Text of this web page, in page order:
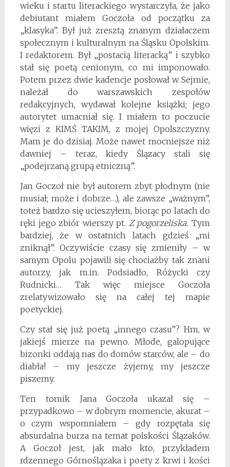
wieku i startu literackiego wystarczyła, że jako
debiutant miałem Goczoła od początku za
„klasyka”. Był już zresztą znanym działaczem
społecznym i kulturalnym na Śląsku Opolskim.
I redaktorem. Był „postacią literacką” i szybko
stał się poetą cenionym, co mi imponowało.
Potem przez dwie kadencje posłował w Sejmie,
należał do warszawskich zespołów
redakcyjnych, wydawał kolejne książki; jego
autorytet umacniał się. I miałem to poczucie
więzi z KIMŚ TAKIM, z mojej Opolszczyzny.
Mam je do dzisiaj. Może nawet mocniejsze niż
dawniej – teraz, kiedy Ślązacy stali się
„podejrzaną grupą etniczną”.
Jan Goczoł nie był autorem zbyt płodnym (nie
musiał; może i dobrze…), ale zawsze „ważnym”,
toteż bardzo się ucieszyłem, biorąc po latach do
ręki jego zbiór wierszy pt. Z pogorzeliska. Tym
bardziej, że w ostatnich latach gdzieś „mi
zniknął”. Oczywiście czasy się zmieniły – w
samym Opolu pojawili się chociażby tak znani
autorzy, jak m.in. Podsiadło, Różycki czy
Rudnicki… Tak więc miejsce Goczoła
zrelatywizowało się na całej tej mapie
poetyckiej.
Czy stał się już poetą „innego czasu”? Hm, w
jakiejś mierze na pewno. Młode, galopujące
bizonki oddają nas do domów starców, ale – do
diabła! – my jeszcze żyjemy, my jeszcze
piszemy.
Ten tomik Jana Goczoła ukazał się –
przypadkowo – w dobrym momencie, akurat –
o czym wspomniałem – gdy rozpętała się
absurdalna burza na temat polskości Ślązaków.
A Goczoł jest, jak mało kto, przykładem
rdzennego Górnoślązaka i poety z krwi i kości